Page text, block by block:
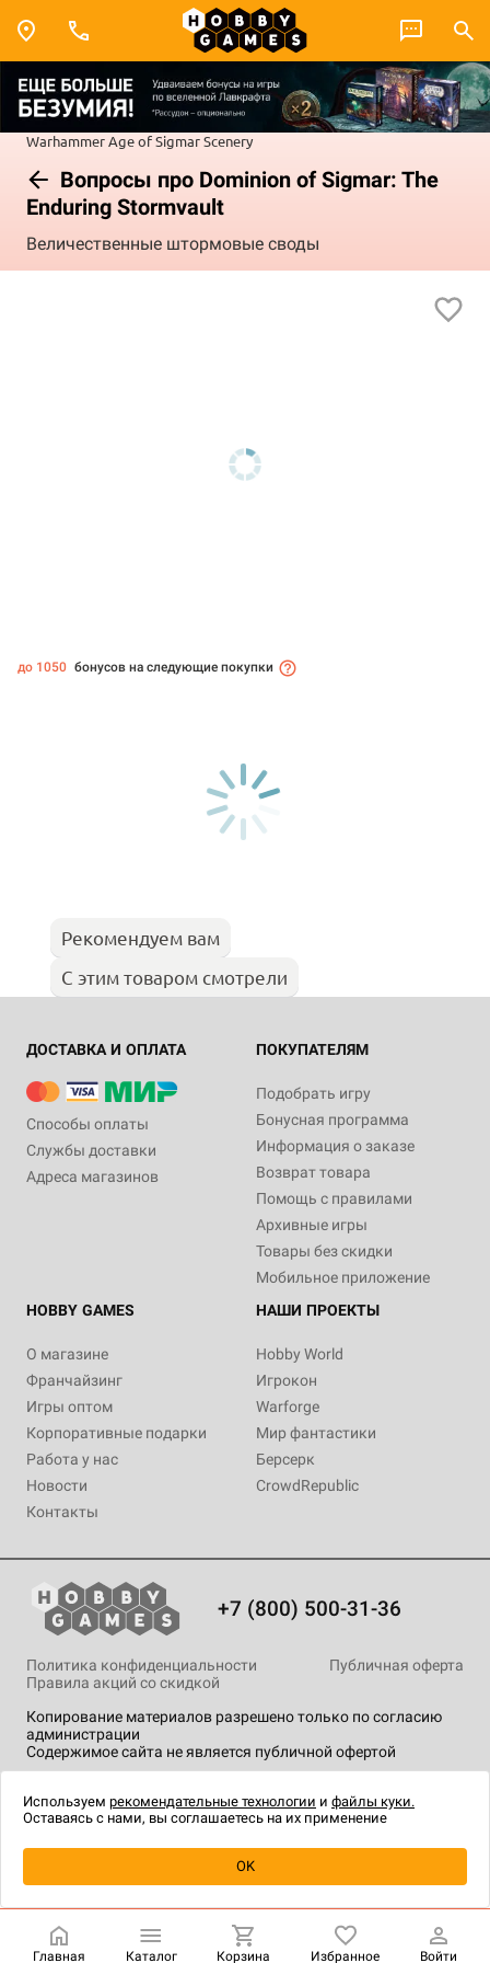
WarhammerAge of SigmarScenery
Вопросы про Dominion of Sigmar: The
Enduring Stormvault
Величественные штормовые своды
Уведомить о наличии
до 1050 бонусов на следующие покупки
Рекомендуем вам
С этим товаром смотрели
ДОСТАВКА И ОПЛАТА
Способы оплаты
Службы доставки
Адреса магазинов
ПОКУПАТЕЛЯМ
Подобрать игру
Бонусная программа
Информация о заказе
Возврат товара
Помощь с правилами
Архивные игры
Товары без скидки
Мобильное приложение
HOBBY GAMES
О магазине
Франчайзинг
Игры оптом
Корпоративные подарки
Работа у нас
Новости
Контакты
НАШИ ПРОЕКТЫ
Hobby World
Игрокон
Warforge
Мир фантастики
Берсерк
CrowdRepublic
+7 (800) 500-31-36
Копирование материалов разрешено только по согласию
администрации
Содержимое сайта не является публичной офертой
Политика конфиденциальности
Публичная оферта
Правила акций со скидкой
технологии.
Главная Каталог Корзина Избранное Войти
Используем рекомендательные технологии и файлы куки.
Оставаясь с нами, вы соглашаетесь на их применение
OK